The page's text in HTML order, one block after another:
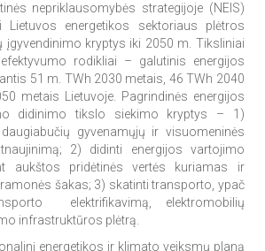
nepriklausomybės strategijoje (NEIS)
Lietuvos energetikos sektoriaus plėtros
įgyvendinimo kryptys iki 2050 m. Tiksliniai
rodikliai – galutinis energijos
51 m. TWh 2030 metais, 46 TWh 2040
metais Lietuvoje. Pagrindinės energijos
didinimo tikslo siekimo kryptys – 1)
gyvenamųjų ir visuomeninės
2) didinti energijos vartojimo
aukštos pridėtinės vertės kuriamas ir
šakas; 3) skatinti transporto, ypač
elektrifikavimą, elektromobilių
infrastruktūros plėtrą.
energetikos ir klimato veiksmų planą